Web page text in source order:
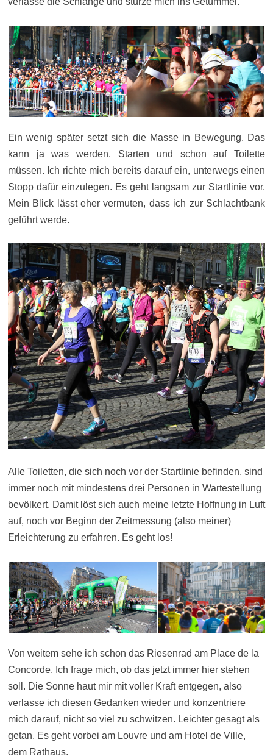
Ein wenig später setzt sich die Masse in Bewegung. Das
kann ja was werden. Starten und schon auf Toilette
müssen. Ich richte mich bereits darauf ein, unterwegs einen
Stopp dafür einzulegen. Es geht langsam zur Startlinie vor.
Mein Blick lässt eher vermuten, dass ich zur Schlachtbank
geführt werde.
Alle Toiletten, die sich noch vor der Startlinie befinden, sind
immer noch mit mindestens drei Personen in Wartestellung
bevölkert. Damit löst sich auch meine letzte Hoffnung in Luft
auf, noch vor Beginn der Zeitmessung (also meiner)
Erleichterung zu erfahren. Es geht los!
Von weitem sehe ich schon das Riesenrad am Place de la
Concorde. Ich frage mich, ob das jetzt immer hier stehen
soll. Die Sonne haut mir mit voller Kraft entgegen, also
verlasse ich diesen Gedanken wieder und konzentriere
mich darauf, nicht so viel zu schwitzen. Leichter gesagt als
getan. Es geht vorbei am Louvre und am Hotel de Ville,
dem Rathaus.